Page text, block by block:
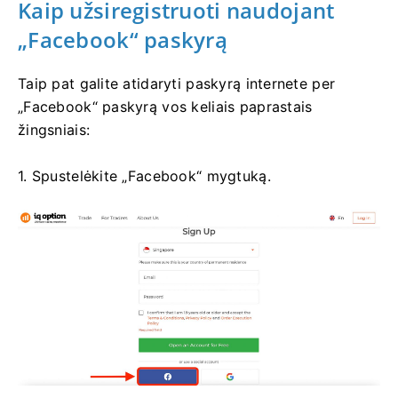
Kaip užsiregistruoti naudojant
„Facebook“ paskyrą
Taip pat galite atidaryti paskyrą internete per
„Facebook“ paskyrą vos keliais paprastais
žingsniais:
1. Spustelėkite „Facebook“ mygtuką.